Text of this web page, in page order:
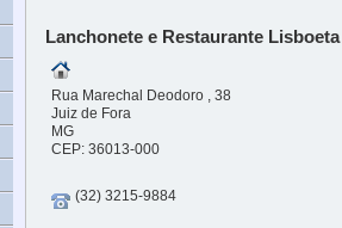
Lanchonete e Restaurante Lisboeta
Rua Marechal Deodoro , 38
Juiz de Fora
MG
CEP: 36013-000
(32) 3215-9884